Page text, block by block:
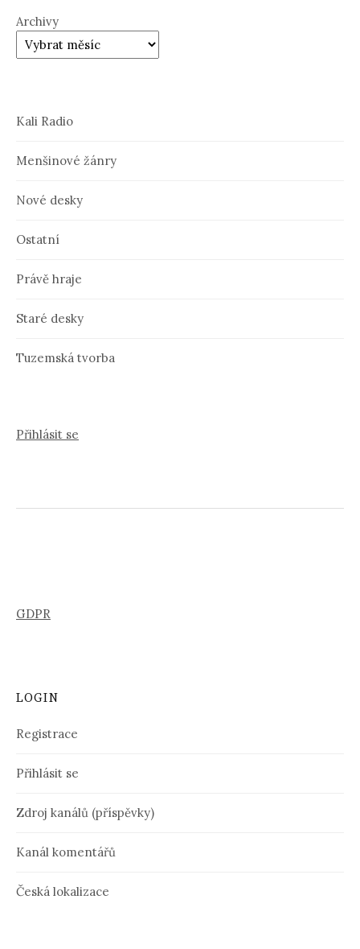
Archivy
Kali Radio
Menšinové žánry
Nové desky
Ostatní
Právě hraje
Staré desky
Tuzemská tvorba
Přihlásit se
GDPR
LOGIN
Registrace
Přihlásit se
Zdroj kanálů (příspěvky)
Kanál komentářů
Česká lokalizace